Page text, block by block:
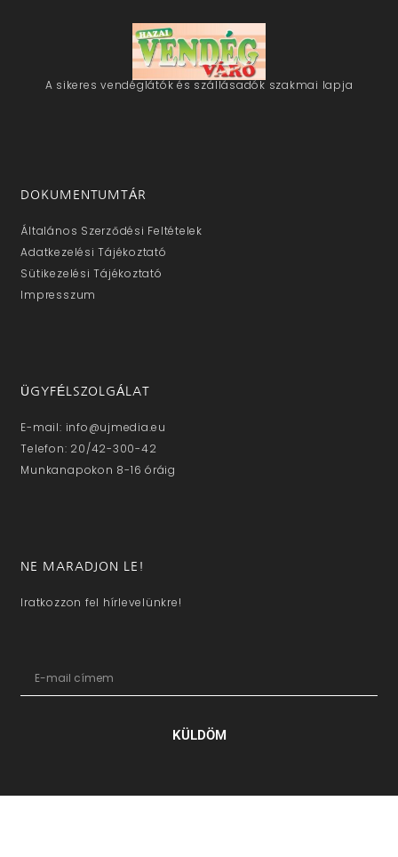
A sikeres vendéglátók és szállásadók szakmai lapja
DOKUMENTUMTÁR
Általános Szerződési Feltételek
Adatkezelési Tájékoztató
Sütikezelési Tájékoztató
Impresszum
ÜGYFÉLSZOLGÁLAT
E-mail: info@ujmedia.eu
Telefon: 20/42-300-42
Munkanapokon 8-16 óráig
NE MARADJON LE!
Iratkozzon fel hírlevelünkre!
KÜLDÖM